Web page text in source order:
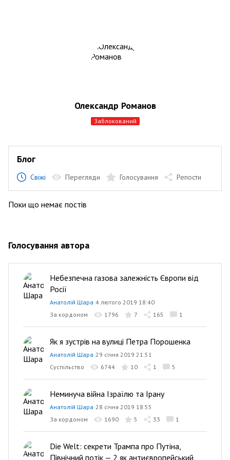
Олександр Романов
заблокований
Блог
Свіжі Перегляди Голосування Репости
Поки що немає постів
Голосування автора
Небезпечна газова залежність Європи від
Росії
Анатолій Шара 4 лютого 2019 18:40
За кордоном
1796 7 165 1
Як я зустрів на вулиці Петра Порошенка
Анатолій Шара 29 січня 2019 21:51
Суспільство
6744 10 1 5
Неминуча війна Ізраїлю та Ірану
Анатолій Шара 28 січня 2019 18:55
За кордоном
1690 5 33 1
Die Welt: секрети Трампа про Путіна,
Північний потік — 2 як антиєвропейський